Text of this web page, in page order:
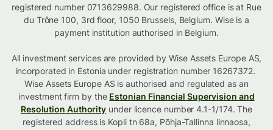
registered number 0713629988. Our registered office is at Rue
du Trône 100, 3rd floor, 1050 Brussels, Belgium. Wise is a
payment institution authorised in Belgium.
All investment services are provided by Wise Assets Europe AS,
incorporated in Estonia under registration number 16267372.
Wise Assets Europe AS is authorised and regulated as an
investment firm by the Estonian Financial Supervision and
Resolution Authority under licence number 4.1-1/174. The
registered address is Kopli tn 68a, Põhja-Tallinna linnaosa,